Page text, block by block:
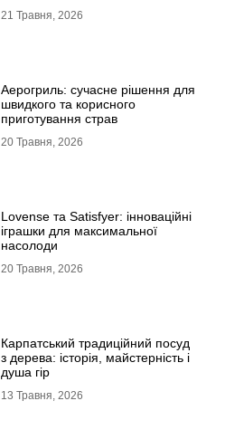
21 Травня, 2026
Аерогриль: сучасне рішення для
швидкого та корисного
приготування страв
20 Травня, 2026
Lovense та Satisfyer: інноваційні
іграшки для максимальної
насолоди
20 Травня, 2026
Карпатський традиційний посуд
з дерева: історія, майстерність і
душа гір
13 Травня, 2026